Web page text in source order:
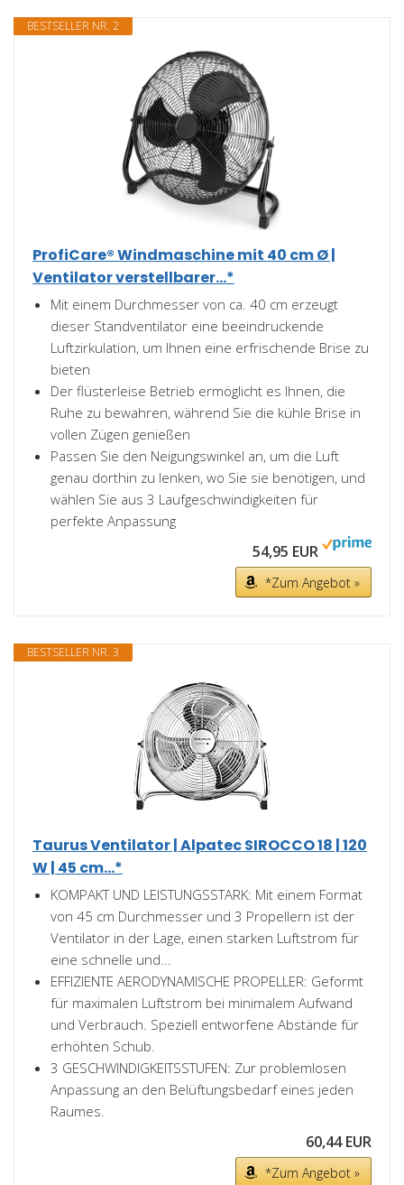
BESTSELLER NR. 2
ProfiCare® Windmaschine mit 40 cm Ø |
Ventilator verstellbarer...*
Mit einem Durchmesser von ca. 40 cm erzeugt
dieser Standventilator eine beeindruckende
Luftzirkulation, um Ihnen eine erfrischende Brise zu
bieten
Der flüsterleise Betrieb ermöglicht es Ihnen, die
Ruhe zu bewahren, während Sie die kühle Brise in
vollen Zügen genießen
Passen Sie den Neigungswinkel an, um die Luft
genau dorthin zu lenken, wo Sie sie benötigen, und
wählen Sie aus 3 Laufgeschwindigkeiten für
perfekte Anpassung
54,95 EUR
*Zum Angebot »
BESTSELLER NR. 3
Taurus Ventilator | Alpatec SIROCCO 18 | 120
W | 45 cm...*
KOMPAKT UND LEISTUNGSSTARK: Mit einem Format
von 45 cm Durchmesser und 3 Propellern ist der
Ventilator in der Lage, einen starken Luftstrom für
eine schnelle und...
EFFIZIENTE AERODYNAMISCHE PROPELLER: Geformt
für maximalen Luftstrom bei minimalem Aufwand
und Verbrauch. Speziell entworfene Abstände für
erhöhten Schub.
3 GESCHWINDIGKEITSSTUFEN: Zur problemlosen
Anpassung an den Belüftungsbedarf eines jeden
Raumes.
60,44 EUR
*Zum Angebot »